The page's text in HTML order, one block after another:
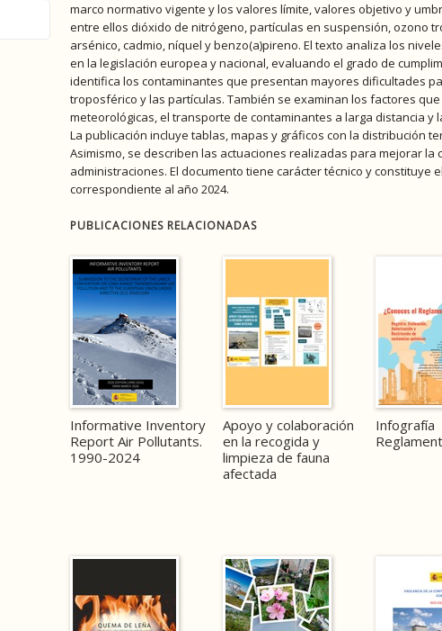
marco normativo vigente y los valores límite, valores objetivo y
entre ellos dióxido de nitrógeno, partículas en suspensión, ozono
arsénico, cadmio, níquel y benzo(a)pireno. El texto analiza los
en la legislación europea y nacional, evaluando el grado de
identifica los contaminantes que presentan mayores dificultades
troposférico y las partículas. También se examinan los factores
meteorológicas, el transporte de contaminantes a larga distancia
La publicación incluye tablas, mapas y gráficos con la distribución
Asimismo, se describen las actuaciones realizadas para mejorar
administraciones. El documento tiene carácter técnico y
correspondiente al año 2024.
PUBLICACIONES RELACIONADAS
Informative Inventory
Report Air Pollutants.
1990-2024
Apoyo y colaboración
en la recogida y
limpieza de fauna
afectada
Infografía